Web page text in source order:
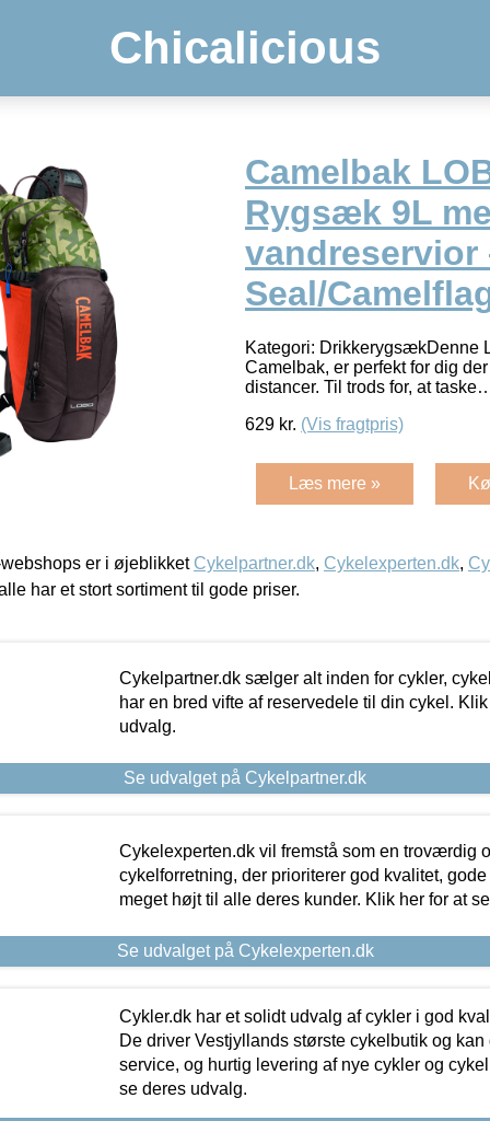
Chicalicious
Camelbak
Rygsæk 9L
vandreservior
Seal/
Kategori: DrikkerygsækDenne
Camelbak, er perfekt for dig
distancer. Til trods for, at
629 kr. (Vis fragtpris)
Læs mere »
er i øjeblikket Cykelpartner.dk, Cykelexperten.dk,
har et stort sortiment til gode priser.
Cykelpartner.dk sælger alt inden for cykler,
har en bred vifte af reservedele til din cykel.
udvalg.
Se udvalget på Cykelpartner.dk
Cykelexperten.dk vil fremstå som en troværdig
cykelforretning, der prioriterer god kvalitet,
meget højt til alle deres kunder. Klik her for at
Se udvalget på Cykelexperten.dk
Cykler.dk har et solidt udvalg af cykler i god
De driver Vestjyllands største cykelbutik og kan
service, og hurtig levering af nye cykler og
se deres udvalg.